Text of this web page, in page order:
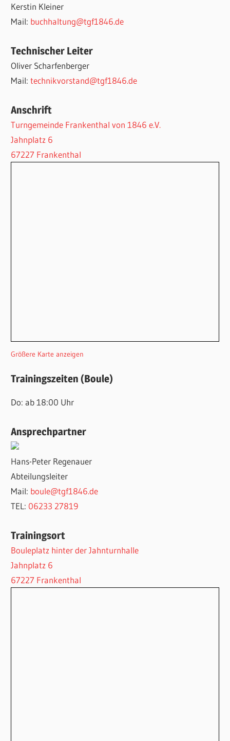
Kerstin Kleiner
Mail: buchhaltung@tgf1846.de
Technischer Leiter
Oliver Scharfenberger
Mail:technikvorstand@tgf1846.de
Anschrift
Turngemeinde Frankenthal von 1846 e.V.
Jahnplatz 6
67227 Frankenthal
Größere Karte anzeigen
Trainingszeiten (Boule)
Do: ab 18:00 Uhr
Ansprechpartner
Hans-Peter Regenauer
Abteilungsleiter
Mail: boule@tgf1846.de
TEL: 06233 27819
Trainingsort
Bouleplatz hinter der Jahnturnhalle
Jahnplatz 6
67227 Frankenthal